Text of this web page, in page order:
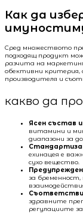
Как да
Сред множеството
подходящ продукт
разчита на
обективни критерия,
производителя и
какво да
Ясен състав
витамини и
диапазони за
ехинацея е
сухо вещество.
за бременност,
здравните
регулациите